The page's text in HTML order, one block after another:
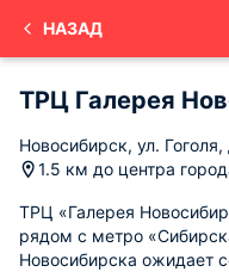
НАЗАД
ТРЦ Галерея
Новосибирск, ​ул. Гоголя,
1.5 км до центра
ТРЦ «Галерея
рядом с метро
Новосибирска ожидает